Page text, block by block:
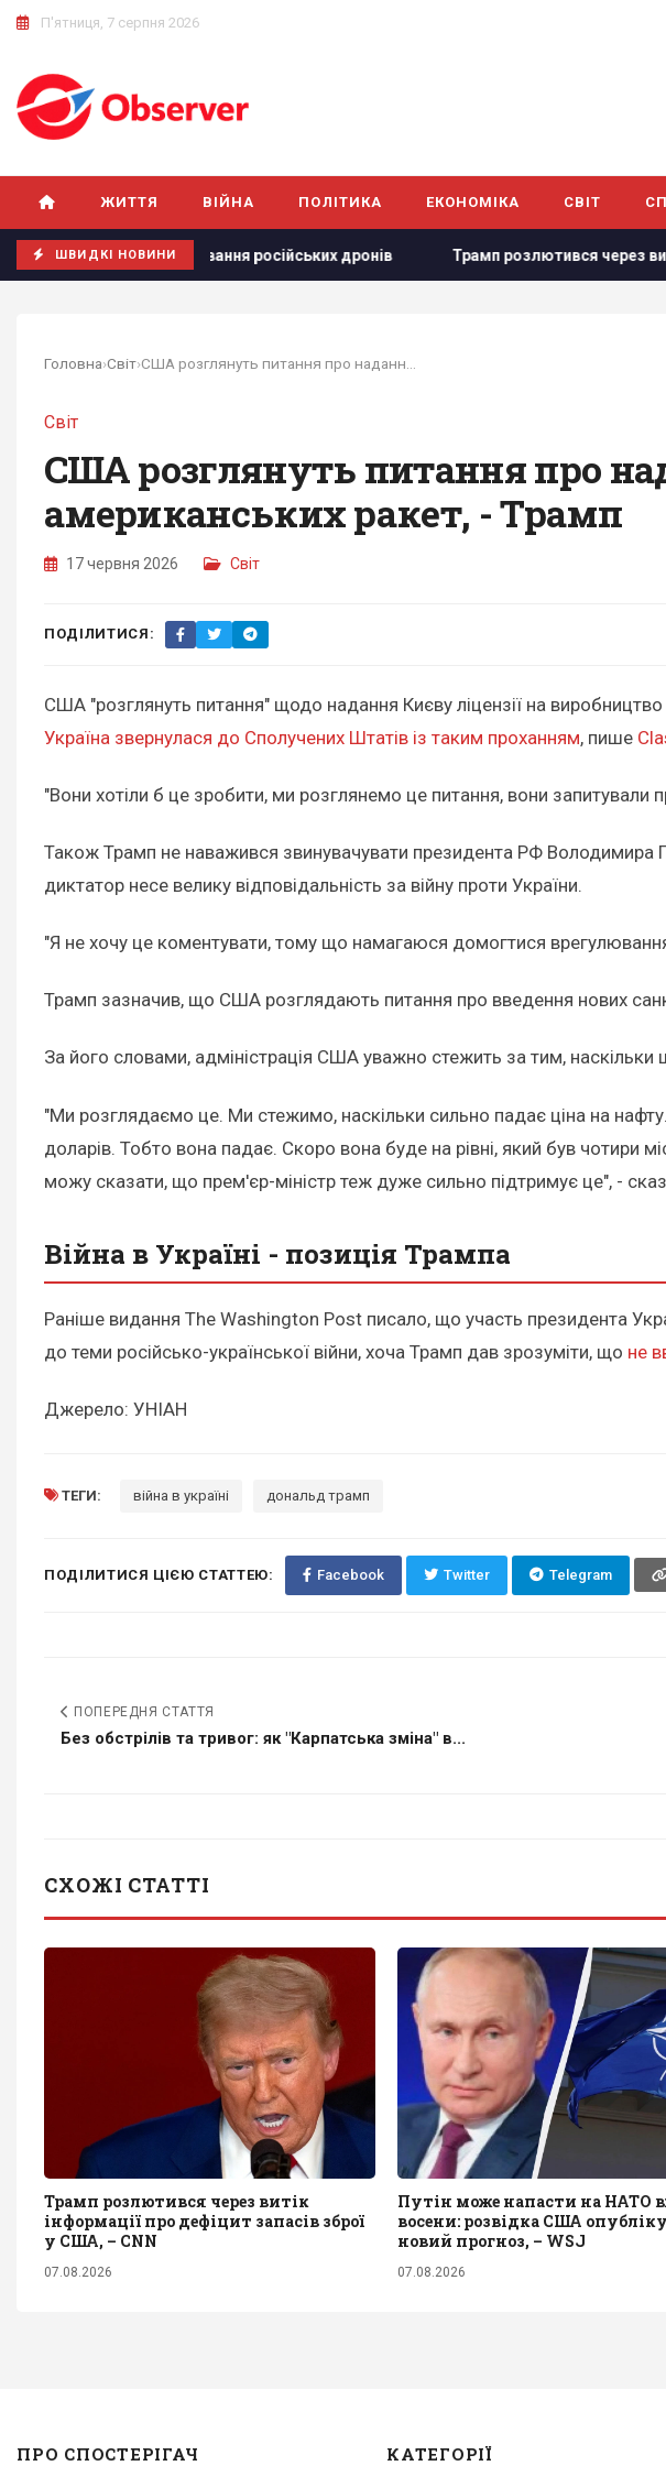
П'ятниця, 7 серпня 2026
ЖИТТЯ ВІЙНА ПОЛІТИКА ЕКОНОМІКА СВІТ
ШВИДКІ НОВИНИ
про полювання російських дронів Трамп розлютився через витік
Головна›Світ›
Світ
США розглянуть питання про
американських ракет, - Трамп
17 червня 2026 Світ
ПОДІЛИТИСЯ:
США "розглянуть питання" щодо надання Києву ліцензії на
Україна звернулася до Сполучених Штатів із таким проханням, пише
"Вони хотіли б це зробити, ми розглянемо це питання, вони запитували
Також Трамп не наважився звинувачувати президента РФ Володимира
диктатор несе велику відповідальність за війну проти України.
"Я не хочу це коментувати, тому що намагаюся домогтися
Трамп зазначив, що США розглядають питання про введення нових
За його словами, адміністрація США уважно стежить за тим, наскільки
"Ми розглядаємо це. Ми стежимо, наскільки сильно падає ціна на
доларів. Тобто вона падає. Скоро вона буде на рівні, який був чотири
можу сказати, що прем'єр-міністр теж дуже сильно підтримує це", -
Війна в Україні - позиція Трампа
Раніше видання The Washington Post писало, що участь президента
до теми російсько-української війни, хоча Трамп дав зрозуміти, що не
Джерело: УНІАН
ТЕГИ: війна в україні дональд трамп
ПОДІЛИТИСЯ ЦІЄЮ СТАТТЕЮ: Facebook Twitter Telegram
ПОПЕРЕДНЯ СТАТТЯ
Без обстрілів та тривог: як "Карпатська зміна" в...
СХОЖІ СТАТТІ
Трамп розлютився через витік
інформації про дефіцит запасів зброї
у США, – CNN
07.08.2026
Путін може напасти на НАТО
восени: розвідка США
новий прогноз, – WSJ
07.08.2026
ПРО СПОСТЕРІГАЧ КАТЕГОРІЇ